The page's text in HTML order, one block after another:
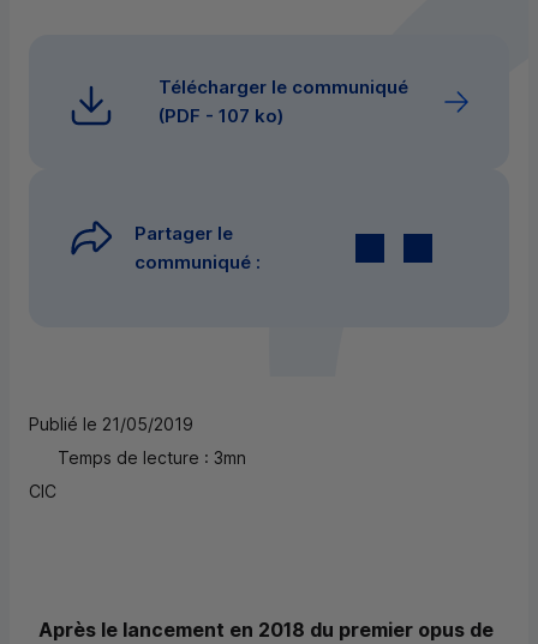
Télécharger le communiqué
(PDF - 107 ko)
Partager le
communiqué :
Publié le 21/05/2019
Temps de lecture : 3mn
CIC
Après le lancement en 2018 du premier opus de